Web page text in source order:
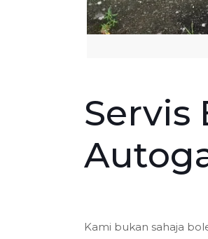
Servis
Kami bukan sahaja